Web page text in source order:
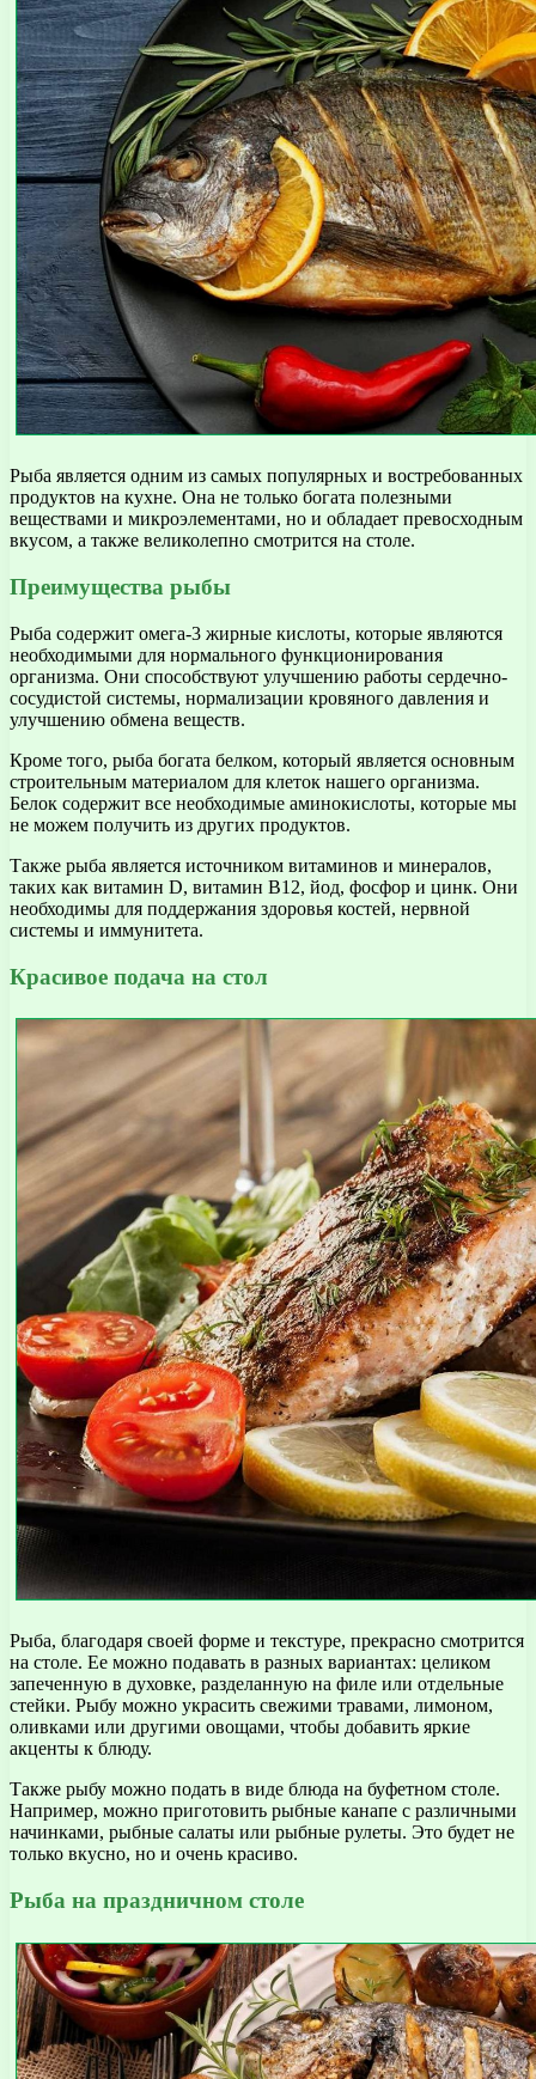
Рыба является одним из самых популярных и востребованных
продуктов на кухне. Она не только богата полезными
веществами и микроэлементами, но и обладает превосходным
вкусом, а также великолепно смотрится на столе.
Преимущества рыбы
Рыба содержит омега-3 жирные кислоты, которые являются
необходимыми для нормального функционирования
организма. Они способствуют улучшению работы сердечно-
сосудистой системы, нормализации кровяного давления и
улучшению обмена веществ.
Кроме того, рыба богата белком, который является основным
строительным материалом для клеток нашего организма.
Белок содержит все необходимые аминокислоты, которые мы
не можем получить из других продуктов.
Также рыба является источником витаминов и минералов,
таких как витамин D, витамин B12, йод, фосфор и цинк. Они
необходимы для поддержания здоровья костей, нервной
системы и иммунитета.
Красивое подача на стол
Рыба, благодаря своей форме и текстуре, прекрасно смотрится
на столе. Ее можно подавать в разных вариантах: целиком
запеченную в духовке, разделанную на филе или отдельные
стейки. Рыбу можно украсить свежими травами, лимоном,
оливками или другими овощами, чтобы добавить яркие
акценты к блюду.
Также рыбу можно подать в виде блюда на буфетном столе.
Например, можно приготовить рыбные канапе с различными
начинками, рыбные салаты или рыбные рулеты. Это будет не
только вкусно, но и очень красиво.
Рыба на праздничном столе